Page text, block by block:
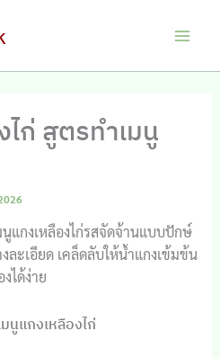
ไก่ สูตรทำเมนู
แกงเหลืองไก่รสจัดจ้านแบบปักษ์
ะเอียด เคล็ดลับให้น้ำแกงเข้มข้น
ได้ง่าย
นูแกงเหลืองไก่